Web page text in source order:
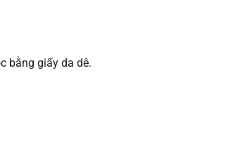
bằng giấy da dê.